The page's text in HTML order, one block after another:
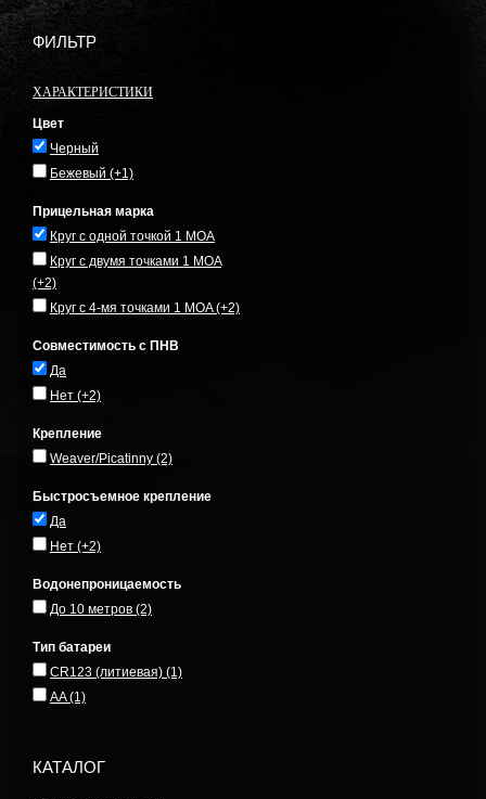
ФИЛЬТР
ХАРАКТЕРИСТИКИ
Цвет
Черный
Бежевый (+1)
Прицельная марка
Круг с одной точкой 1 MOA
Круг с двумя точками 1 MOA
(+2)
Круг с 4-мя точками 1 MOA(+2)
Совместимость с ПНВ
Да
Нет (+2)
Крепление
Weaver/Picatinny (2)
Быстросъемное крепление
Да
Нет (+2)
Водонепроницаемость
До 10 метров (2)
Тип батареи
CR123 (литиевая) (1)
AA(1)
КАТАЛОГ